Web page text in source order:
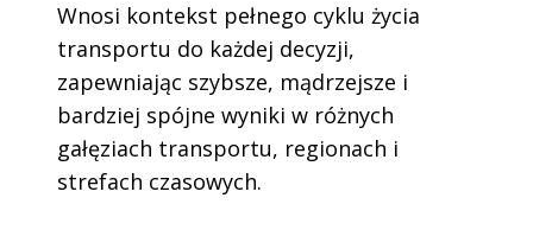
Wnosi kontekst pełnego cyklu życia
transportu do każdej decyzji,
zapewniając szybsze, mądrzejsze i
bardziej spójne wyniki w różnych
gałęziach transportu, regionach i
strefach czasowych.